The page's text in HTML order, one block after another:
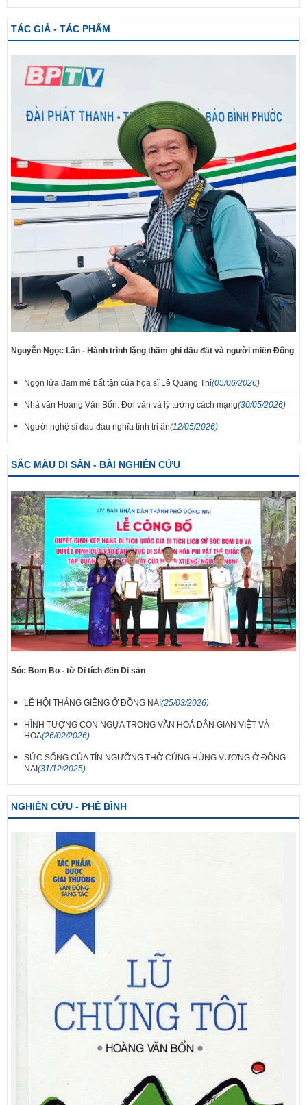
TÁC GIẢ - TÁC PHẨM
Nguyễn Ngọc Lân - Hành trình lặng thầm ghi dấu đất và người miền Đông
Ngọn lửa đam mê bất tận của họa sĩ Lê Quang Thỉ(05/06/2026)
Nhà văn Hoàng Văn Bổn: Đời văn và lý tưởng cách mạng(30/05/2026)
Người nghệ sĩ đau đáu nghĩa tình tri ân(12/05/2026)
SẮC MÀU DI SẢN - BÀI NGHIÊN CỨU
Sóc Bom Bo - từ Di tích đến Di sản
LỄ HỘI THÁNG GIÊNG Ở ĐỒNG NAI (25/03/2026)
HÌNH TƯỢNG CON NGỰA TRONG VĂN HOÁ DÂN GIAN VIỆT VÀ
HOA(26/02/2026)
SỨC SỐNG CỦA TÍN NGƯỠNG THỜ CÚNG HÙNG VƯƠNG Ở ĐỒNG
NAI (31/12/2025)
NGHIÊN CỨU - PHÊ BÌNH